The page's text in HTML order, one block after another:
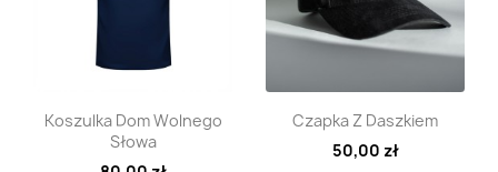
Szybki podgląd
Koszulka Dom Wolnego
Słowa
Szybki podgląd
Czapka Z Daszkiem
50,00 zł